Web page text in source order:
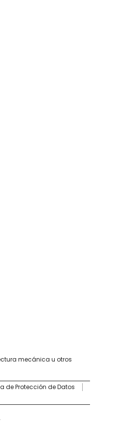
mecánica u otros
de Protección de Datos